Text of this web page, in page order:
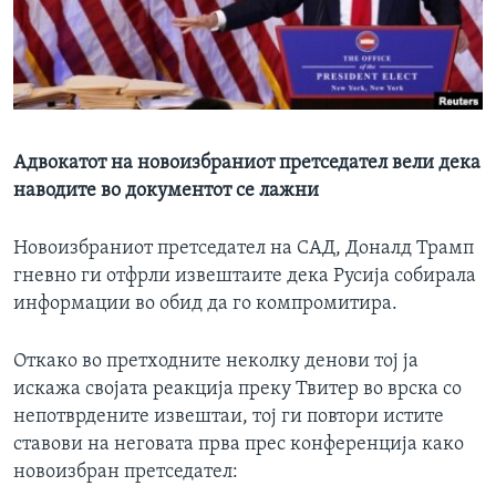
ИНТЕРВЈУА
Јазици
Адвокатот на новоизбраниот претседател вели дека
наводите во документот се лажни
Новоизбраниот претседател на САД, Доналд Трамп
гневно ги отфрли извештаите дека Русија собирала
информации во обид да го компромитира.
Откако во претходните неколку денови тој ја
искажа својата реакција преку Твитер во врска со
непотврдените извештаи, тој ги повтори истите
ставови на неговата прва прес конференција како
новоизбран претседател: